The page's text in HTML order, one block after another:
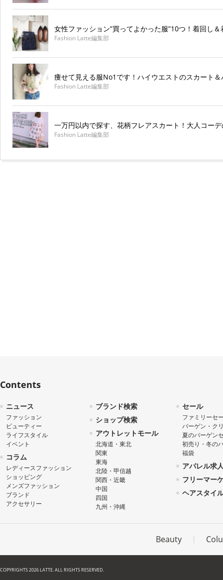
女性ファッション”買ってよかった服”10つ！着回し
Fashion Latte編集部
痩せて見える服No1です！ハイウエストのスカート
Fashion Latte編集部
一万円以内で探す、花柄フレアスカート！大人コー
Fashion Latte編集部
Contents
ニュース
ファッション
ビューティー
ライフスタイル
イベント
コラム
レディースファッション
ショッピング
メンズファッション
ブランド
アクセサリー
ブランド検索
ショップ検索
アウトレットモール
北海道・東北
関東
東海
北陸・甲信越
関西・近畿
中国
四国
九州・沖縄
セール
ファミリーセ
バーゲン・ク
夏のバーゲン
初売り・冬の
福袋
アパレル求
フリーマー
ヘアスタイ
Beauty
COPYRIGHTS 2026 LATTE. ALL RIGHTS RESERVED.